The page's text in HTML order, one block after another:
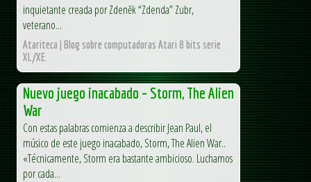
inquietante creada por Zdeněk “Zdenda” Zubr,
veterano...
Atariteca | Blog sobre computadoras Atari 8 bits serie
XL/XE.
Nuevo juego inacabado – Storm, The Alien
War
Con estas palabras comienza a describir Jean Paul, el
músico de este juego inacabado, Storm, The Alien War..
«Técnicamente, Storm era bastante ambicioso. Luchamos
por cada...